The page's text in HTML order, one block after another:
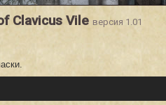
Clavicus Vile версия 1.01